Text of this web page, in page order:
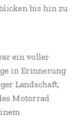
bis hin zu
ein voller
in Erinnerung
Landschaft,
Motorrad